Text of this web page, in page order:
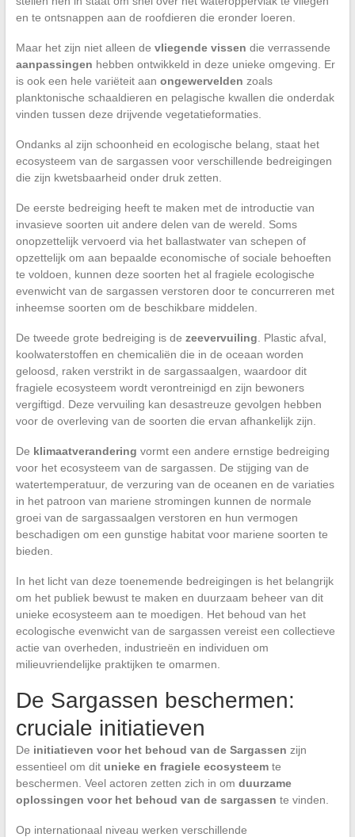
en te ontsnappen aan de roofdieren die eronder loeren.
Maar het zijn niet alleen de vliegende vissen die verrassende
aanpassingen hebben ontwikkeld in deze unieke omgeving. Er
is ook een hele variëteit aan ongewervelden zoals
planktonische schaaldieren en pelagische kwallen die onderdak
vinden tussen deze drijvende vegetatieformaties.
Ondanks al zijn schoonheid en ecologische belang, staat het
ecosysteem van de sargassen voor verschillende bedreigingen
die zijn kwetsbaarheid onder druk zetten.
De eerste bedreiging heeft te maken met de introductie van
invasieve soorten uit andere delen van de wereld. Soms
onopzettelijk vervoerd via het ballastwater van schepen of
opzettelijk om aan bepaalde economische of sociale behoeften
te voldoen, kunnen deze soorten het al fragiele ecologische
evenwicht van de sargassen verstoren door te concurreren met
inheemse soorten om de beschikbare middelen.
De tweede grote bedreiging is de zeevervuiling . Plastic afval,
koolwaterstoffen en chemicaliën die in de oceaan worden
geloosd, raken verstrikt in de sargassaalgen, waardoor dit
fragiele ecosysteem wordt verontreinigd en zijn bewoners
vergiftigd. Deze vervuiling kan desastreuze gevolgen hebben
voor de overleving van de soorten die ervan afhankelijk zijn.
De klimaatverandering vormt een andere ernstige bedreiging
voor het ecosysteem van de sargassen. De stijging van de
watertemperatuur, de verzuring van de oceanen en de variaties
in het patroon van mariene stromingen kunnen de normale
groei van de sargassaalgen verstoren en hun vermogen
beschadigen om een gunstige habitat voor mariene soorten te
bieden.
In het licht van deze toenemende bedreigingen is het belangrijk
om het publiek bewust te maken en duurzaam beheer van dit
unieke ecosysteem aan te moedigen. Het behoud van het
ecologische evenwicht van de sargassen vereist een collectieve
actie van overheden, industrieën en individuen om
milieuvriendelijke praktijken te omarmen.
De Sargassen beschermen:
cruciale initiatieven
De initiatieven voor het behoud van de Sargassen zijn
essentieel om dit unieke en fragiele ecosysteemte
beschermen. Veel actoren zetten zich in om duurzame
oplossingen voor het behoud van de sargassen te vinden.
Op internationaal niveau werken verschillende